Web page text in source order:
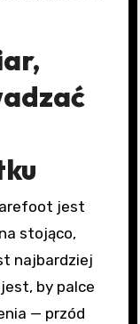
jest
stojąco,
najbardziej
by palce
— przód